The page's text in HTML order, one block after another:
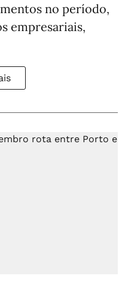
no período,
empresariais,